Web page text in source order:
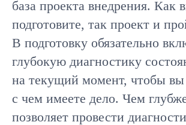
база проекта внедрения. Как
подготовите, так проект и
В подготовку обязательно
глубокую диагностику
на текущий момент, чтобы
с чем имеете дело. Чем
позволяет провести